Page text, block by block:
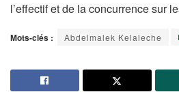
l’effectif et de la concurrence sur
Mots-clés : Abdelmalek Kelaleche